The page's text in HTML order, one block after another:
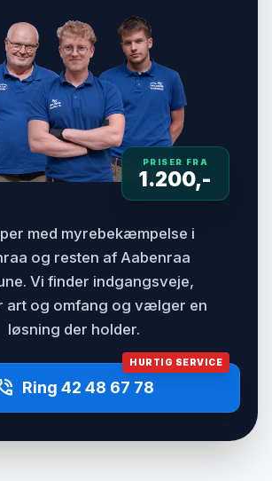
PRISER FRA
1.200,-
med myrebekæmpelse i
og resten af Aabenraa
Vi finder indgangsveje,
art og omfang og vælger en
løsning der holder.
HURTIG SERVICE
Ring 42 48 67 78